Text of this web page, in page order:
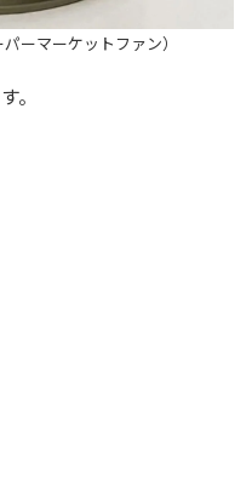
ーマーケットファン）
。